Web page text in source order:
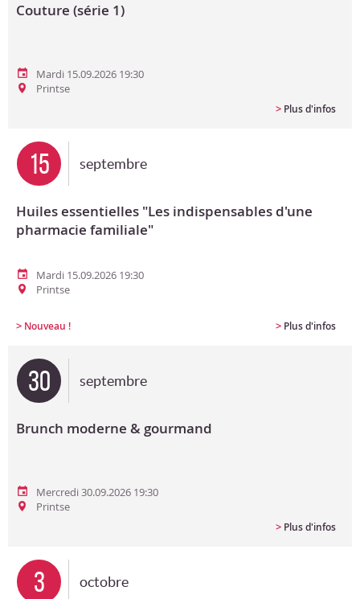
Couture (série 1)
Mardi 15.09.2026 19:30
Printse
> Plus d'infos
15 septembre
Huiles essentielles "Les indispensables d'une
pharmacie familiale"
Mardi 15.09.2026 19:30
Printse
> Nouveau ! > Plus d'infos
30 septembre
Brunch moderne & gourmand
Mercredi 30.09.2026 19:30
Printse
> Plus d'infos
3 octobre